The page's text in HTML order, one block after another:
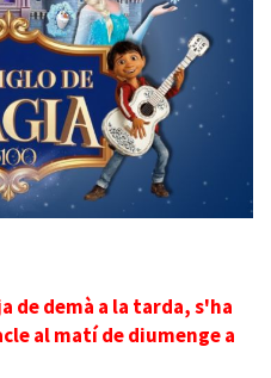
de demà a la tarda, s'ha
al matí de diumenge a